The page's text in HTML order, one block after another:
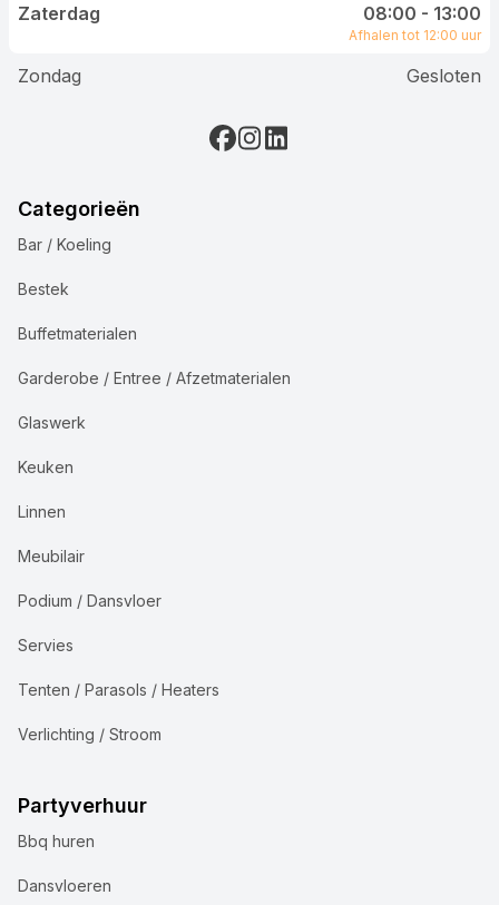
Zaterdag
08:00 - 13:00
Afhalen tot 12:00 uur
Zondag Gesloten
Categorieën
Bar / Koeling
Bestek
Buffetmaterialen
Garderobe / Entree / Afzetmaterialen
Glaswerk
Keuken
Linnen
Meubilair
Podium / Dansvloer
Servies
Tenten / Parasols / Heaters
Verlichting / Stroom
Partyverhuur
Bbq huren
Dansvloeren